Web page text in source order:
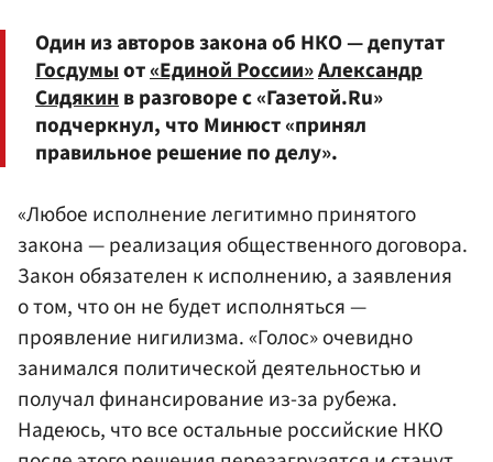
Один из авторов закона об НКО — депутат
Госдумыот«Единой России»Александр
Сидякинв разговоре с «Газетой.Ru»
подчеркнул, что Минюст «принял
правильное решение по делу».
«Любое исполнение легитимно принятого
закона — реализация общественного договора.
Закон обязателен к исполнению, а заявления
о том, что он не будет исполняться —
проявление нигилизма. «Голос» очевидно
занимался политической деятельностью и
получал финансирование из-за рубежа.
Надеюсь, что все остальные российские НКО